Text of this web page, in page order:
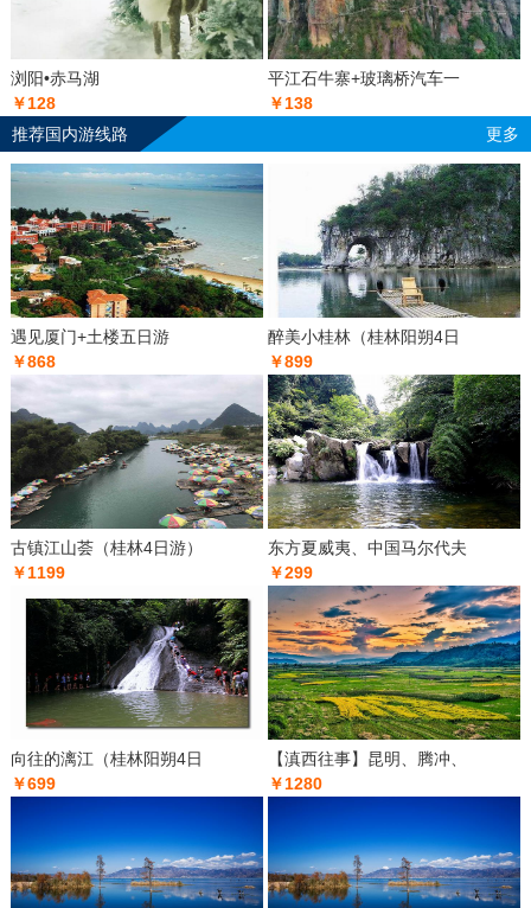
浏阳•赤马湖
￥128
平江石牛寨+玻璃桥汽车一
￥138
推荐国内游线路
更多
遇见厦门+土楼五日游
￥868
醉美小桂林（桂林阳朔4日
￥899
古镇江山荟（桂林4日游）
￥1199
东方夏威夷、中国马尔代夫
￥299
向往的漓江（桂林阳朔4日
￥699
【滇西往事】昆明、腾冲、
￥1280